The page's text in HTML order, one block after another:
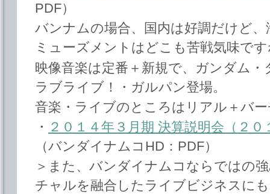
PDF）
バンナムの場合、国内は好調だけど
ミューズメントはどこも苦戦気味で
映像音楽は定番＋新規で、ガンダム
ラブライブ！・ガルパン登場。
音楽・ライブのところはリアル＋バ
・ ２０１４年３月期 決算説明会（２
（バンダイナムコHD：PDF）
＞また、バンダイナムコならではの
チャルを融合したライブビジネスにも